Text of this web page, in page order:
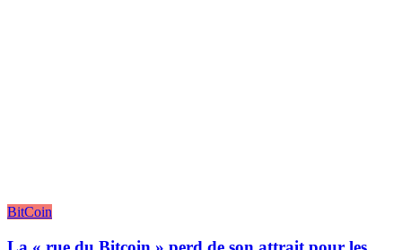
BitCoin